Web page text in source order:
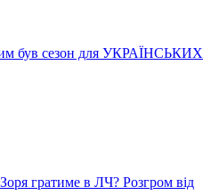
був сезон для УКРАЇНСЬКИХ
гратиме в ЛЧ? Розгром від